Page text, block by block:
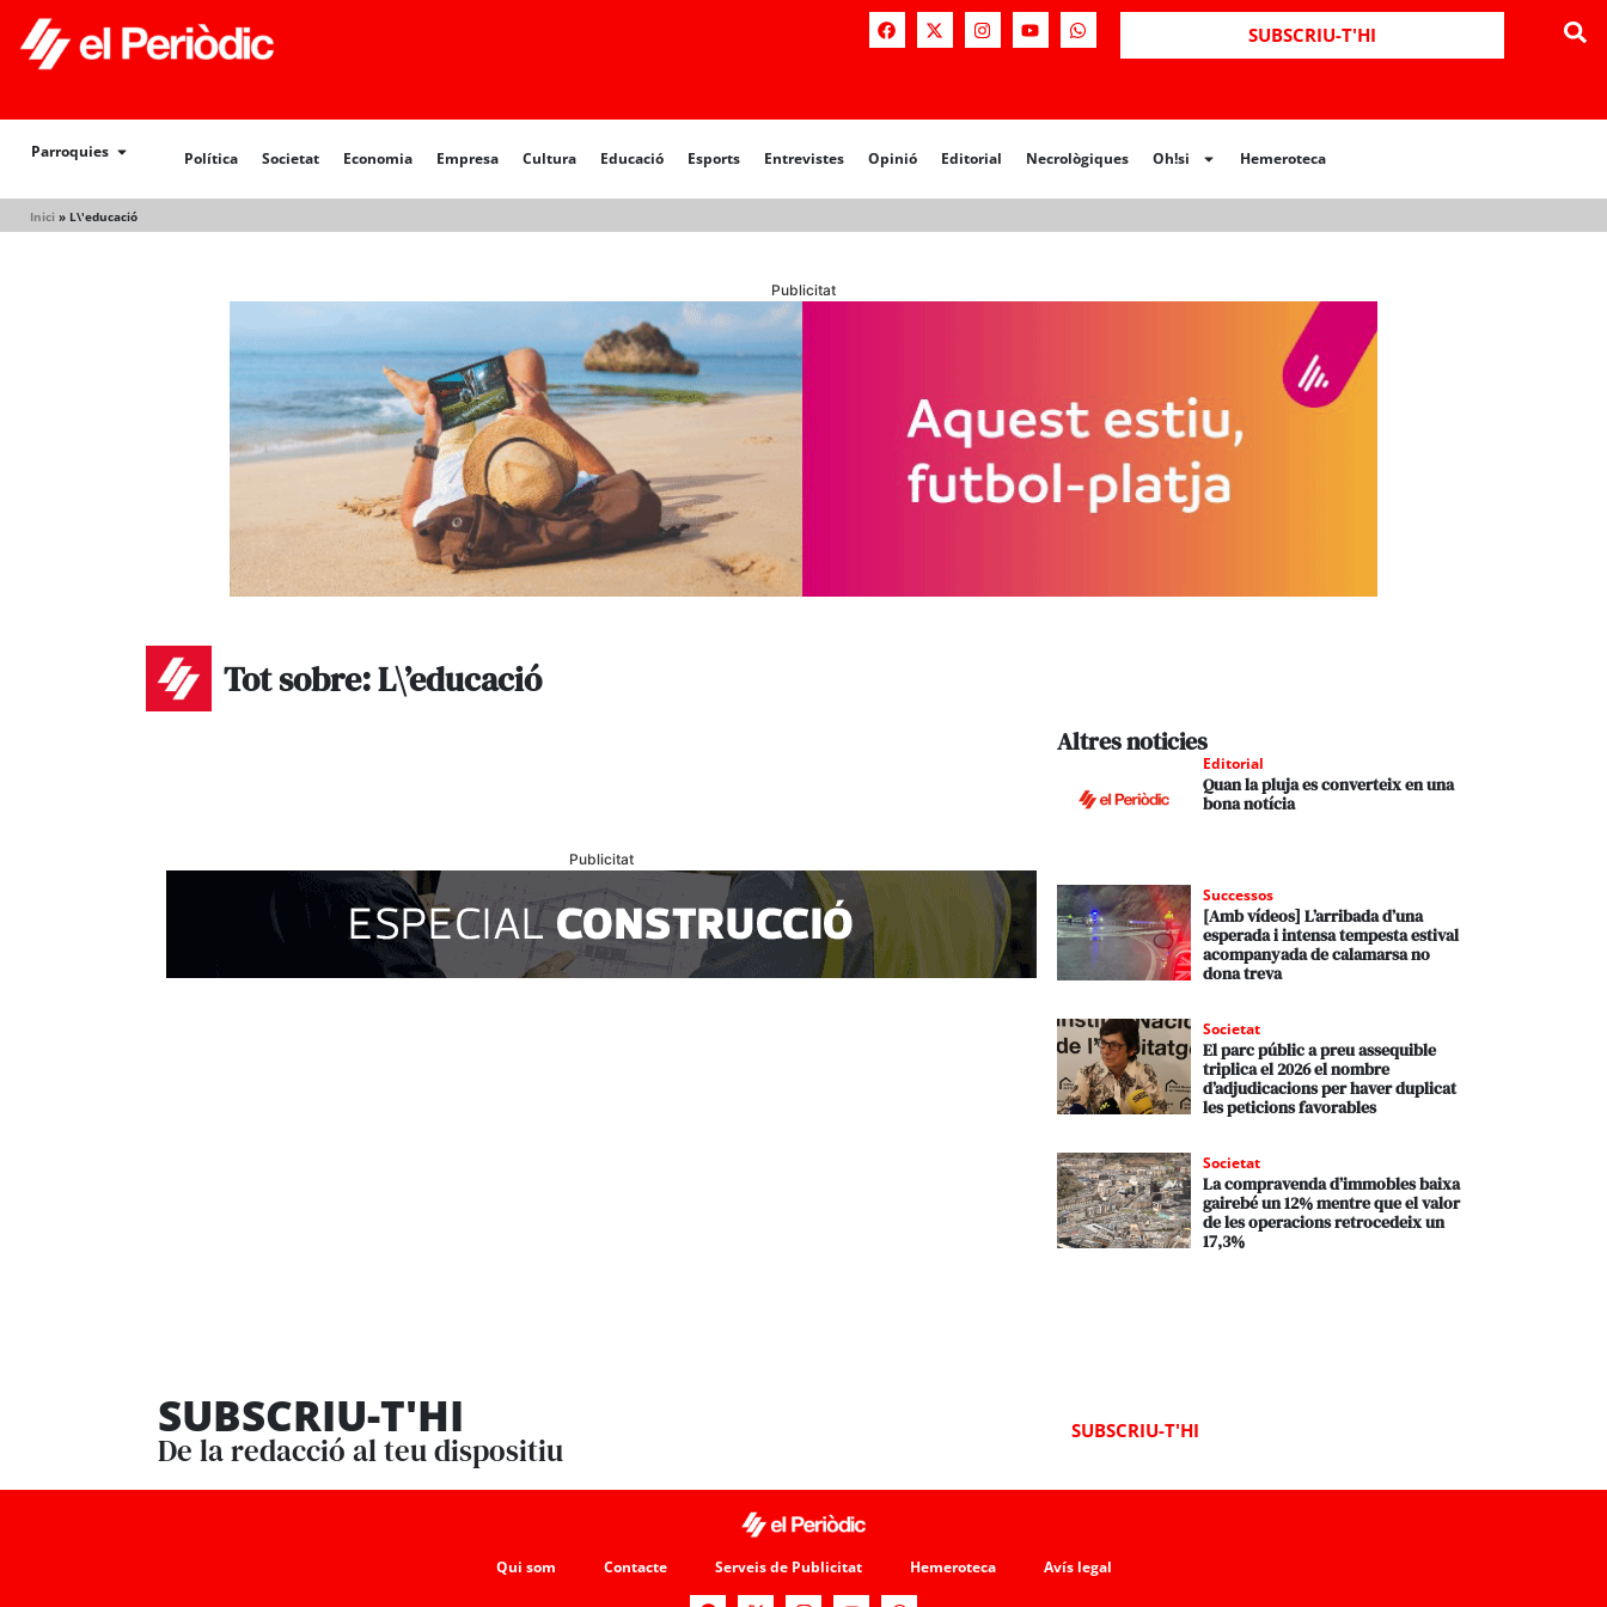
SUBSCRIU-T'HI
Parroquies Política Societat Economia Empresa Cultura Educació Esports Entrevistes Opinió Editorial Necrològiques Oh!si Hemeroteca
Inici » L\'educació
Política Societat Opinió Editorial Necrològiques Hemeroteca
Publicitat
Tot sobre: L\’educació
Publicitat
Altres noticies
Editorial
Quan la pluja es converteix en una
bona notícia
Successos
[Amb vídeos] L’arribada d’una
esperada i intensa tempesta estival
acompanyada de calamarsa no
dona treva
Societat
El parc públic a preu assequible
triplica el 2026 el nombre
d’adjudicacions per haver duplicat
les peticions favorables
Societat
La compravenda d’immobles baixa
gairebé un 12% mentre que el valor
de les operacions retrocedeix un
17,3%
SUBSCRIU-T'HI
De la redacció al teu dispositiu
SUBSCRIU-T'HI
Qui som Contacte Serveis de Publicitat Hemeroteca Avís legal